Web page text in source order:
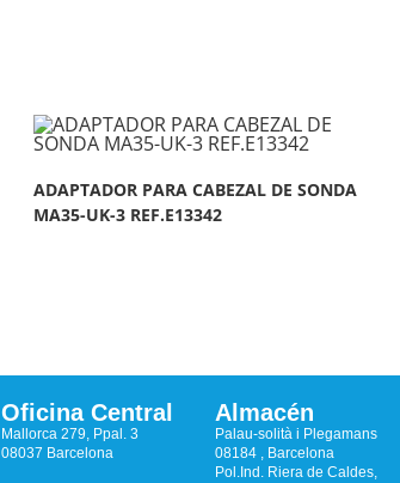
ADAPTADOR PARA CABEZAL DE SONDA
MA35-UK-3 REF.E13342
Oficina Central
Mallorca 279, Ppal. 3
08037 Barcelona
Almacén
Palau-solità i Plegamans
08184 , Barcelona
Pol.Ind. Riera de Caldes,